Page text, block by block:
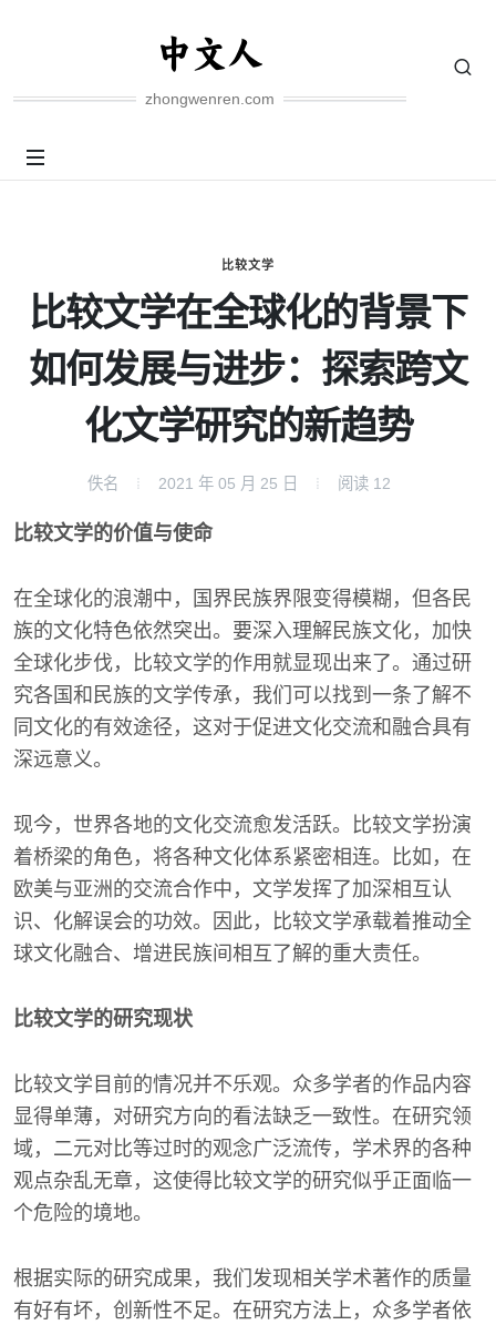
zhongwenren.com
比较文学
比较文学在全球化的背景下
如何发展与进步：探索跨文
化文学研究的新趋势
佚名 2021 年 05 月 25 日 阅读 12
比较文学的价值与使命
在全球化的浪潮中，国界民族界限变得模糊，但各民
族的文化特色依然突出。要深入理解民族文化，加快
全球化步伐，比较文学的作用就显现出来了。通过研
究各国和民族的文学传承，我们可以找到一条了解不
同文化的有效途径，这对于促进文化交流和融合具有
深远意义。
现今，世界各地的文化交流愈发活跃。比较文学扮演
着桥梁的角色，将各种文化体系紧密相连。比如，在
欧美与亚洲的交流合作中，文学发挥了加深相互认
识、化解误会的功效。因此，比较文学承载着推动全
球文化融合、增进民族间相互了解的重大责任。
比较文学的研究现状
比较文学目前的情况并不乐观。众多学者的作品内容
显得单薄，对研究方向的看法缺乏一致性。在研究领
域，二元对比等过时的观念广泛流传，学术界的各种
观点杂乱无章，这使得比较文学的研究似乎正面临一
个危险的境地。
根据实际的研究成果，我们发现相关学术著作的质量
有好有坏，创新性不足。在研究方法上，众多学者依